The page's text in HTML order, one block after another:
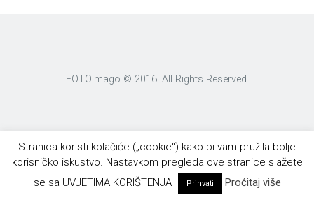
FOTOimago © 2016. All Rights Reserved.
Stranica koristi kolačiće („cookie“) kako bi vam pružila bolje
korisničko iskustvo. Nastavkom pregleda ove stranice slažete
se sa UVJETIMA KORIŠTENJA
Prihvati Proćitaj više